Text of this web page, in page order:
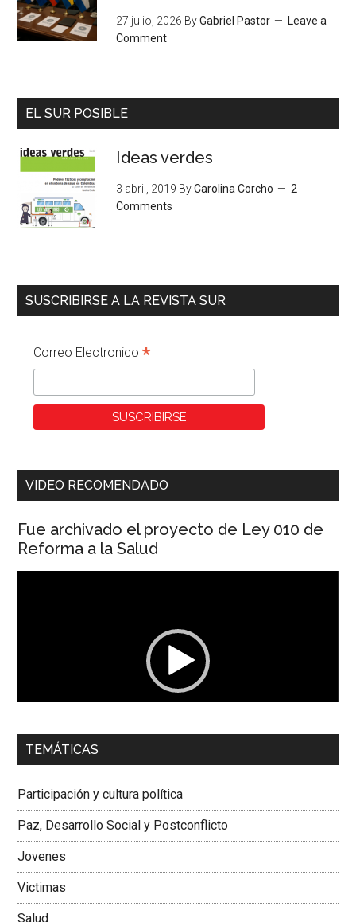
27 julio, 2026 ByGabriel Pastor
Leave a
Comment
EL SUR POSIBLE
Ideas verdes
3 abril, 2019 ByCarolina Corcho
2
Comments
SUSCRIBIRSE A LA REVISTA SUR
Correo Electronico*
VIDEO RECOMENDADO
Fue archivado el proyecto de Ley 010 de
Reforma a la Salud
00:00 01:04
Dra. Carolina Corcho Mejía,Presidenta Corporación
Colombiana
TEMÁTICAS
Participación y cultura política
Paz, Desarrollo Social y Postconflicto
Jovenes
Victimas
Salud